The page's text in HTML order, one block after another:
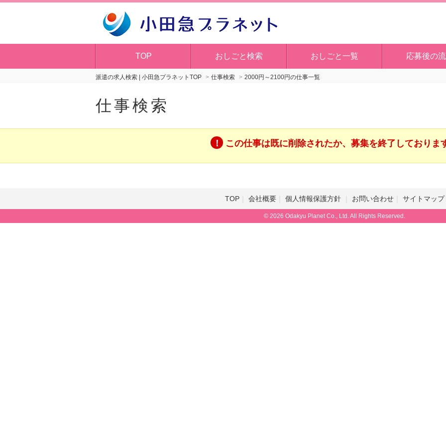
TOP おしごと検索 おしごと一覧 応募後の
派遣の求人検索 | 小田急プラネットTOP 仕事検索 2000円～2100円の仕事一覧
仕事検索
この仕事は既に削除されたか、募集を終了しておりま
TOP 会社概要 個人情報保護方針 お問い合わせ サイトマップ
© 2026 Odakyu Planet Co., Ltd. All Rights Reserved.